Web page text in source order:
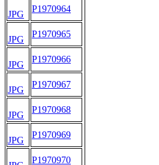
JPG
P1970964
JPG
P1970965
JPG
P1970966
JPG
P1970967
JPG
P1970968
JPG
P1970969
P1970970